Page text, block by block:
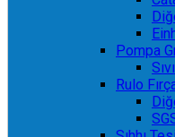
Pompa
Rulo